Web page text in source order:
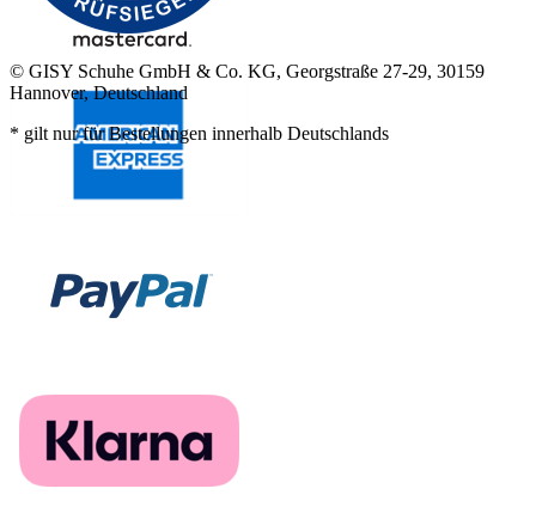
© GISY Schuhe GmbH & Co. KG, Georgstraße 27-29, 30159
Hannover, Deutschland
* gilt nur für Bestellungen innerhalb Deutschlands